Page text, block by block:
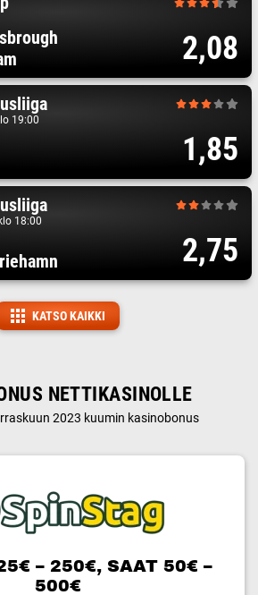
2,08
19:00
1,85
18:00
2,75
KATSO KAIKKI
NETTIKASINOLLE
2023 kuumin kasinobonus
– 250€, SAAT 50€ –
500€